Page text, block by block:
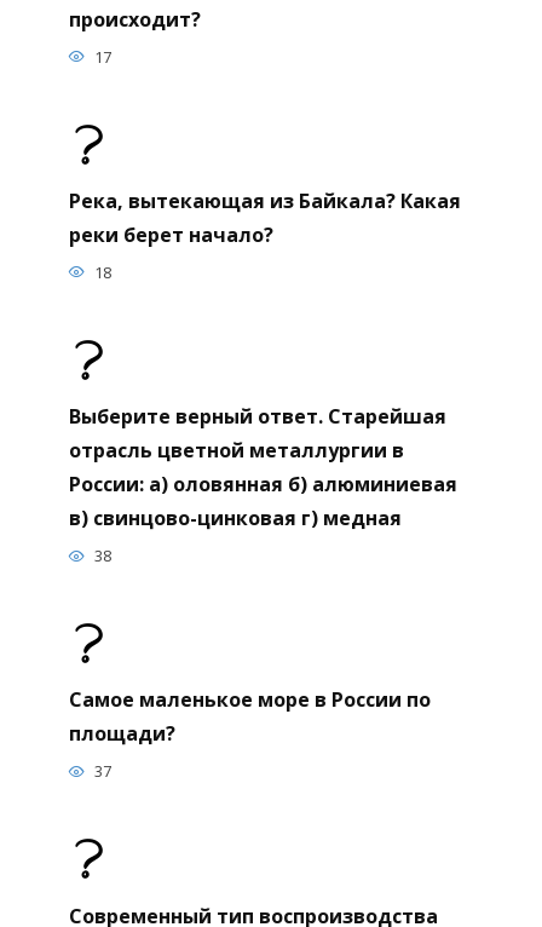
происходит?
17
Река, вытекающая из Байкала? Какая
реки берет начало?
18
Выберите верный ответ. Старейшая
отрасль цветной металлургии в
России: а) оловянная б) алюминиевая
в) свинцово-цинковая г) медная
38
Самое маленькое море в России по
площади?
37
Современный тип воспроизводства